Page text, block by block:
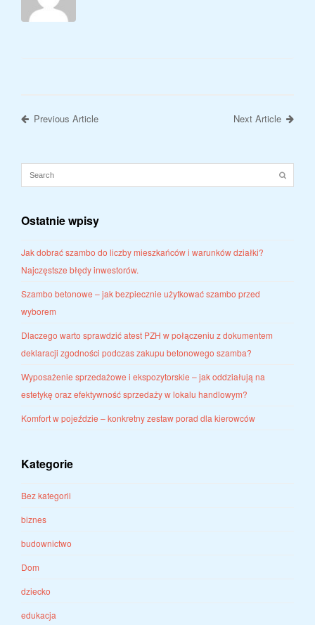
Previous Article Next Article
Ostatnie wpisy
Jak dobrać szambo do liczby mieszkańców i warunków działki?
Najczęstsze błędy inwestorów.
Szambo betonowe – jak bezpiecznie użytkować szambo przed
wyborem
Dlaczego warto sprawdzić atest PZH w połączeniu z dokumentem
deklaracji zgodności podczas zakupu betonowego szamba?
Wyposażenie sprzedażowe i ekspozytorskie – jak oddziałują na
estetykę oraz efektywność sprzedaży w lokalu handlowym?
Komfort w pojeździe – konkretny zestaw porad dla kierowców
Kategorie
Bez kategorii
biznes
budownictwo
Dom
dziecko
edukacja